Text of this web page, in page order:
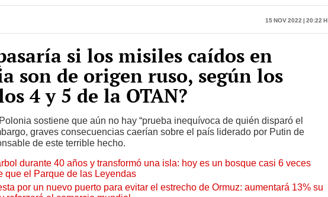
si los misiles caídos en
son de origen ruso, según los
4 y 5 de la OTAN?
sostiene que aún no hay “prueba inequívoca de quién disparó el
graves consecuencias caerían sobre el país liderado por Putin de
de este terrible hecho.
durante 40 años y transformó una isla: hoy es un bosque casi 6 veces
que el Parque de las Leyendas
por un nuevo puerto para evitar el estrecho de Ormuz: aumentará 13% su
reforzará el comercio mundial